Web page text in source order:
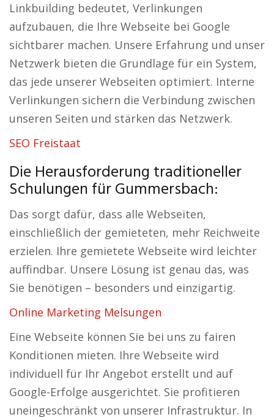
Linkbuilding bedeutet, Verlinkungen
aufzubauen, die Ihre Webseite bei Google
sichtbarer machen. Unsere Erfahrung und unser
Netzwerk bieten die Grundlage für ein System,
das jede unserer Webseiten optimiert. Interne
Verlinkungen sichern die Verbindung zwischen
unseren Seiten und stärken das Netzwerk.
SEO Freistaat
Die Herausforderung traditioneller
Schulungen für Gummersbach:
Das sorgt dafür, dass alle Webseiten,
einschließlich der gemieteten, mehr Reichweite
erzielen. Ihre gemietete Webseite wird leichter
auffindbar. Unsere Lösung ist genau das, was
Sie benötigen – besonders und einzigartig.
Online Marketing Melsungen
Eine Webseite können Sie bei uns zu fairen
Konditionen mieten. Ihre Webseite wird
individuell für Ihr Angebot erstellt und auf
Google-Erfolge ausgerichtet. Sie profitieren
uneingeschränkt von unserer Infrastruktur. In